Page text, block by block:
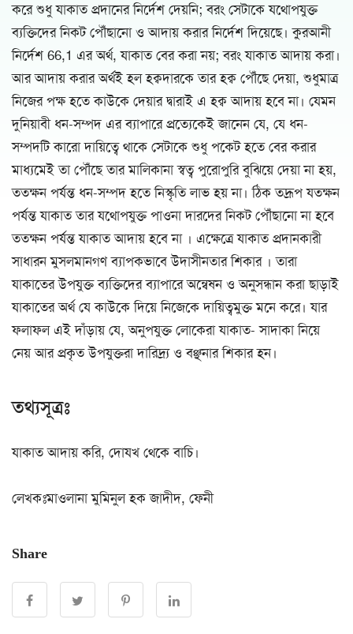
করে শুধু যাকাত প্রদানের নির্দেশ দেয়নি; বরং সেটাকে যথোপযুক্ত
ব্যক্তিদের নিকট পৌঁছানো ও আদায় করার নির্দেশ দিয়েছে। কুরআনী
নির্দেশ 66,1 এর অর্থ, যাকাত বের করা নয়; বরং যাকাত আদায় করা।
আর আদায় করার অর্থই হল হক্বদারকে তার হক্ব পৌঁছে দেয়া, শুধুমাত্র
নিজের পক্ষ হতে কাউকে দেয়ার দ্বারাই এ হক্ব আদায় হবে না। যেমন
দুনিয়াবী ধন-সম্পদ এর ব্যাপারে প্রত্যেকেই জানেন যে, যে ধন-
সম্পদটি কারো দায়িত্বে থাকে সেটাকে শুধু পকেট হতে বের করার
মাধ্যমেই তা পৌঁছে তার মালিকানা স্বত্ব পুরোপুরি বুঝিয়ে দেয়া না হয়,
ততক্ষন পর্যন্ত ধন-সম্পদ হতে নিস্কৃতি লাভ হয় না। ঠিক তদ্রূপ যতক্ষন
পর্যন্ত যাকাত তার যথোপযুক্ত পাওনা দারদের নিকট পৌঁছানো না হবে
ততক্ষন পর্যন্ত যাকাত আদায় হবে না । এক্ষেত্রে যাকাত প্রদানকারী
সাধারন মুসলমানগণ ব্যাপকভাবে উদাসীনতার শিকার । তারা
যাকাতের উপযুক্ত ব্যক্তিদের ব্যাপারে অন্বেষন ও অনুসন্ধান করা ছাড়াই
যাকাতের অর্থ যে কাউকে দিয়ে নিজেকে দায়িত্বমুক্ত মনে করে। যার
ফলাফল এই দাঁড়ায় যে, অনুপযুক্ত লোকেরা যাকাত- সাদাকা নিয়ে
নেয় আর প্রকৃত উপযুক্তরা দারিদ্র্য ও বঞ্ছনার শিকার হন।
তথ্যসূত্রঃ
যাকাত আদায় করি, দোযখ থেকে বাচি।
লেখকঃমাওলানা মুমিনুল হক জাদীদ, ফেনী
Share